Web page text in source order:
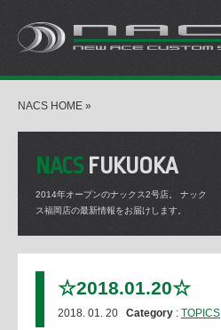
NACS HOME »
NACSFUKUOKA
2014年オープンのナックス2号店。
ナック
ス福岡店の最新情報をお届けします。
☆2018.01.20☆
2018. 01. 20 Category : TOPICS